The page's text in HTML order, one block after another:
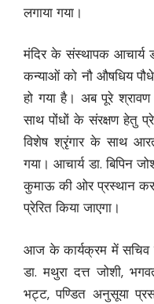
लगाया गया।
मंदिर के संस्थापक आचार्य
कन्याओं को नौ औषधिय
हो गया है। अब पूरे
साथ पोंधों के संरक्षण हेतु
विशेष श्रृंगार के साथ
गया। आचार्य डा. बिपिन
कुमाऊ की ओर प्रस्थान कर
प्रेरित किया जाएगा।
आज के कार्यक्रम में सचिव
डा. मथुरा दत्त जोशी,
भट्ट, पण्डित अनुसूया